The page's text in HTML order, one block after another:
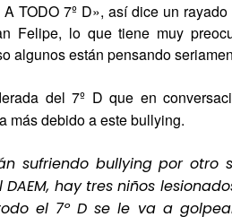
TODO 7º D», así dice un
Felipe, lo que tiene muy
algunos están pensando
del 7º D que en
más debido a este bullying.
sufriendo bullying por
DAEM, hay tres niños
el 7º D se le va a